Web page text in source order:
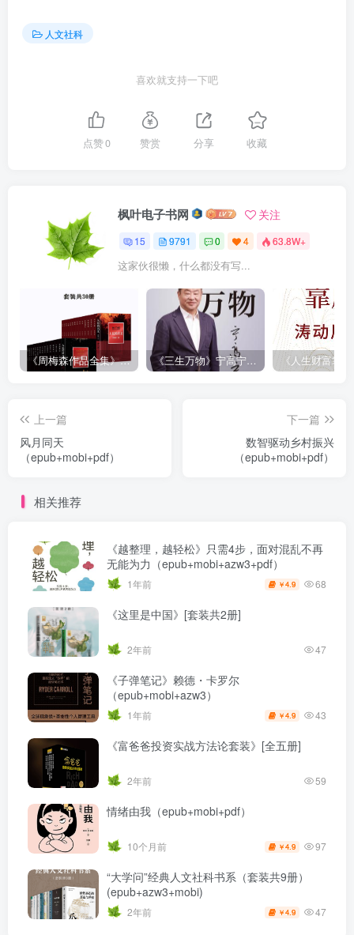
人文社科
喜欢就支持一下吧
点赞0 赞赏 分享 收藏
枫叶电子书网 关注
15 9791 0 4 63.8W+
这家伙很懒，什么都没有写...
《周梅森作品全集》[共30册] 《三生万物》宁高宁（epub+mobi+azw3+pdf）
上一篇
风月同天
（epub+mobi+pdf）
下一篇
数智驱动乡村振兴
（epub+mobi+pdf）
相关推荐
《越整理，越轻松》只需4步，面对混乱不再
无能为力（epub+mobi+azw3+pdf）
1年前 ￥4.9 68
《这里是中国》[套装共2册]
2年前 47
《子弹笔记》赖德・卡罗尔
（epub+mobi+azw3）
1年前 ￥4.9 43
《富爸爸投资实战方法论套装》[全五册]
2年前 59
情绪由我（epub+mobi+pdf）
10个月前 ￥4.9 97
“大学问”经典人文社科书系（套装共9册）
(epub+azw3+mobi)
2年前 ￥4.9 47